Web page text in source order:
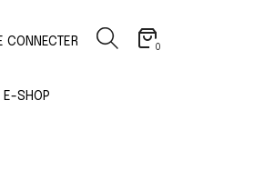
CONNECTER 0
E-SHOP